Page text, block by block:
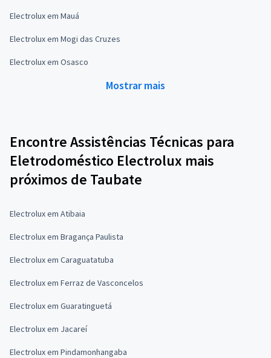
Electrolux em Mauá
Electrolux em Mogi das Cruzes
Electrolux em Osasco
Mostrar mais
Encontre Assistências Técnicas para
Eletrodoméstico Electrolux mais
próximos de Taubate
Electrolux em Atibaia
Electrolux em Bragança Paulista
Electrolux em Caraguatatuba
Electrolux em Ferraz de Vasconcelos
Electrolux em Guaratinguetá
Electrolux em Jacareí
Electrolux em Pindamonhangaba